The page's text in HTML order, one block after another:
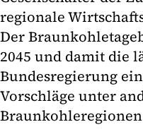
regionale
Der
2045 und damit die
Bundesregierung
Vorschläge unter